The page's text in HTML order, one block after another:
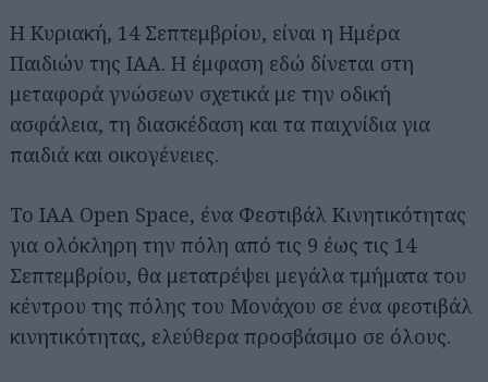
Η Κυριακή, 14 Σεπτεμβρίου, είναι η Ημέρα
Παιδιών της IAA. Η έμφαση εδώ δίνεται στη
μεταφορά γνώσεων σχετικά με την οδική
ασφάλεια, τη διασκέδαση και τα παιχνίδια για
παιδιά και οικογένειες.
Το IAA Open Space, ένα Φεστιβάλ Κινητικότητας
για ολόκληρη την πόλη από τις 9 έως τις 14
Σεπτεμβρίου, θα μετατρέψει μεγάλα τμήματα του
κέντρου της πόλης του Μονάχου σε ένα φεστιβάλ
κινητικότητας, ελεύθερα προσβάσιμο σε όλους.